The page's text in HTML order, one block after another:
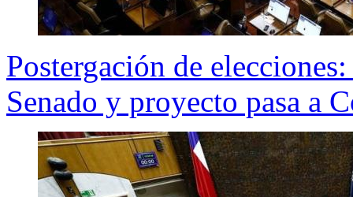
Postergación de
Senado y proyecto pasa a